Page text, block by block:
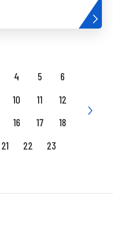
4 5
6
10 11
12
16 17
18
21 22 23